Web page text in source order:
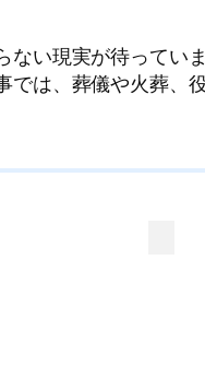
い現実が待ってい
は、葬儀や火葬、